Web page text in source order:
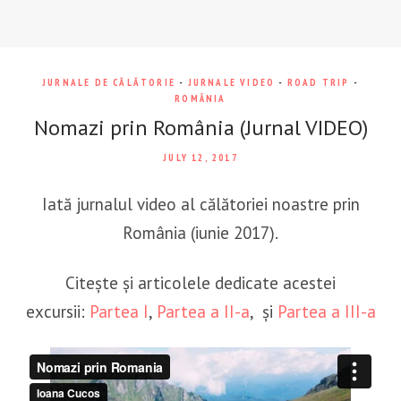
JURNALE DE CĂLĂTORIE - JURNALE VIDEO - ROAD TRIP
-
ROMÂNIA
Nomazi prin România (Jurnal VIDEO)
JULY 12, 2017
Iată jurnalul video al călătoriei noastre prin
România (iunie 2017).
Citește și articolele dedicate acestei
excursii: Partea I, Partea a II-a, și Partea a III-a